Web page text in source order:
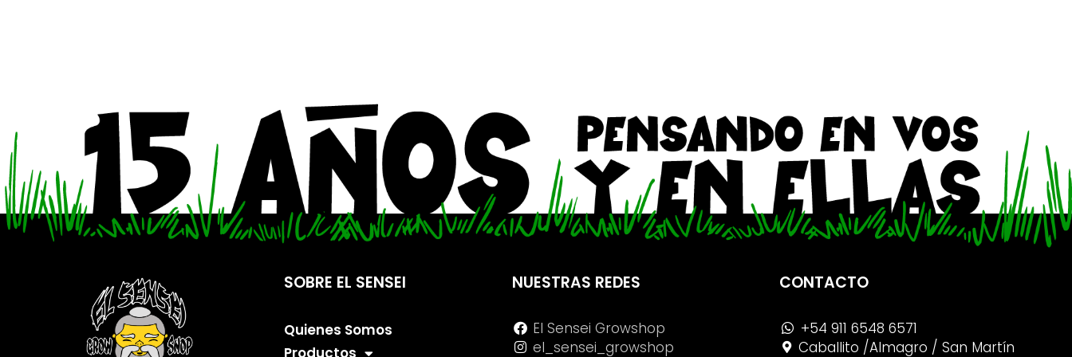
SOBRE EL SENSEI
Quienes Somos
Productos
NUESTRAS REDES
El Sensei Growshop
el_sensei_growshop
CONTACTO
+54 911 6548 6571
Caballito /Almagro / San Martín